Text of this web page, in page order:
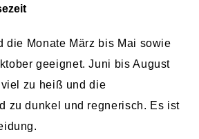
die Monate März bis Mai sowie
geeignet. Juni bis August
zu heiß und die
zu dunkel und regnerisch. Es ist